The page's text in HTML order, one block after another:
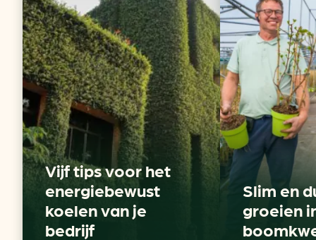
Vijf tips voor het
energiebewust
koelen van je
bedrijf
Slim en
groeien